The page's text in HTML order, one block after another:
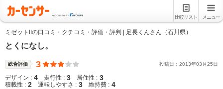
比較リスト メニュー
ミゼットIIの口コミ・クチコミ・評価・評判 | 足長くんさん（石川県）
とくになし。
総合評価 3 投稿日： 2013年03 月25日
デザイン : 4 走行性 : 3 居住性 : 3
積載性 : 2 運転しやすさ : 3 維持費 : 4